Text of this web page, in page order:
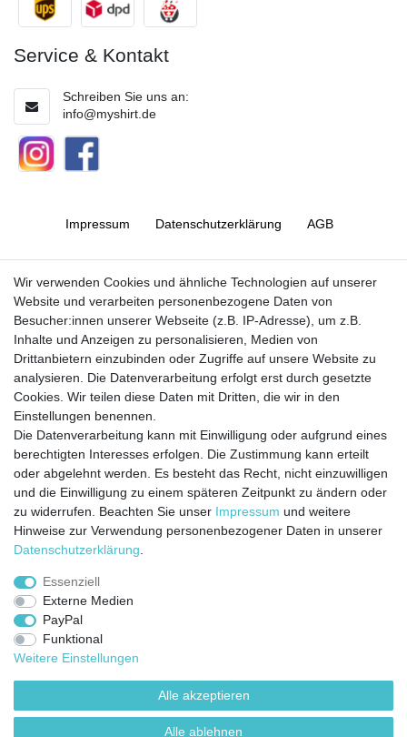
Service & Kontakt
Schreiben Sie uns an:
info@myshirt.de
Impressum Daten­schutz­erklärung AGB
Barrierefreiheitserklärung Widerrufs­recht
Vertrag widerrufen Kontakt
Jetzt anmelden und auf dem Laufenden
bleiben!
Sie wollen keine Neuigkeiten verpassen?
Dann melden Sie sich noch heute zu unserem Newsletter an:
VORNAME
E-MAIL **
Newsletter
Honig
Ich stimme zu, dass meine personenbezogenen Daten genutzt werden, um
Abonnieren
Wir verwenden Cookies und ähnliche Technologien auf unserer
Website und verarbeiten personenbezogene Daten von
Besucher:innen unserer Webseite (z.B. IP-Adresse), um z.B.
Inhalte und Anzeigen zu personalisieren, Medien von
Drittanbietern einzubinden oder Zugriffe auf unsere Website zu
analysieren. Die Datenverarbeitung erfolgt erst durch gesetzte
Cookies. Wir teilen diese Daten mit Dritten, die wir in den
Einstellungen benennen.
Die Datenverarbeitung kann mit Einwilligung oder aufgrund eines
berechtigten Interesses erfolgen. Die Zustimmung kann erteilt
oder abgelehnt werden. Es besteht das Recht, nicht einzuwilligen
und die Einwilligung zu einem späteren Zeitpunkt zu ändern oder
zu widerrufen. Beachten Sie unser Impressum und weitere
Hinweise zur Verwendung personenbezogener Daten in unserer
Daten­schutz­erklärung
Essenziell
Externe Medien
PayPal
Funktional
Weitere Einstellungen
Alle akzeptieren
Alle ablehnen